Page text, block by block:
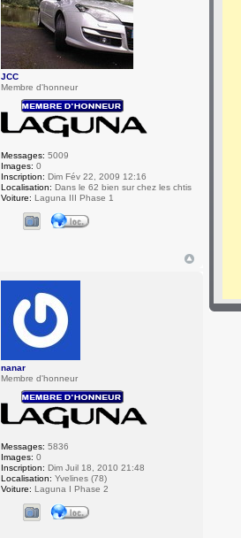
JCC
Membre d'honneur
Messages: 5009
Images: 0
Inscription: Dim Fév 22, 2009 12:16
Localisation: Dans le 62 bien sur chez les chtis
Voiture: Laguna III Phase 1
nanar
Membre d'honneur
Messages: 5836
Images: 0
Inscription: Dim Juil 18, 2010 21:48
Localisation: Yvelines (78)
Voiture: Laguna I Phase 2